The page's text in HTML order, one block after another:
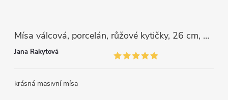
Mísa válcová, porcelán, růžové kytičky, 26 cm, G. Benedikt
Jana Rakytová
krásná masivní mísa